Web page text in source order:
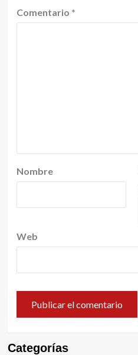
Comentario *
Nombre
Web
Categorías